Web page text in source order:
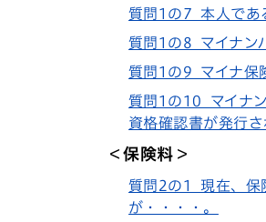
質問1の7 本人であ
質問1の8 マイナン
質問1の9 マイナ保
質問1の10 マイナ
資格確認書が発行さ
＜保険料＞
質問2の1 現在、保
が・・・・。